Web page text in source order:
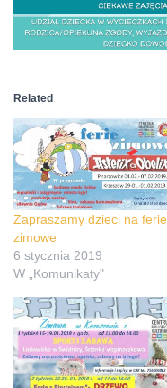
Related
Zapraszamy dzieci na ferie
zimowe
6 stycznia 2019
W „Komunikaty"